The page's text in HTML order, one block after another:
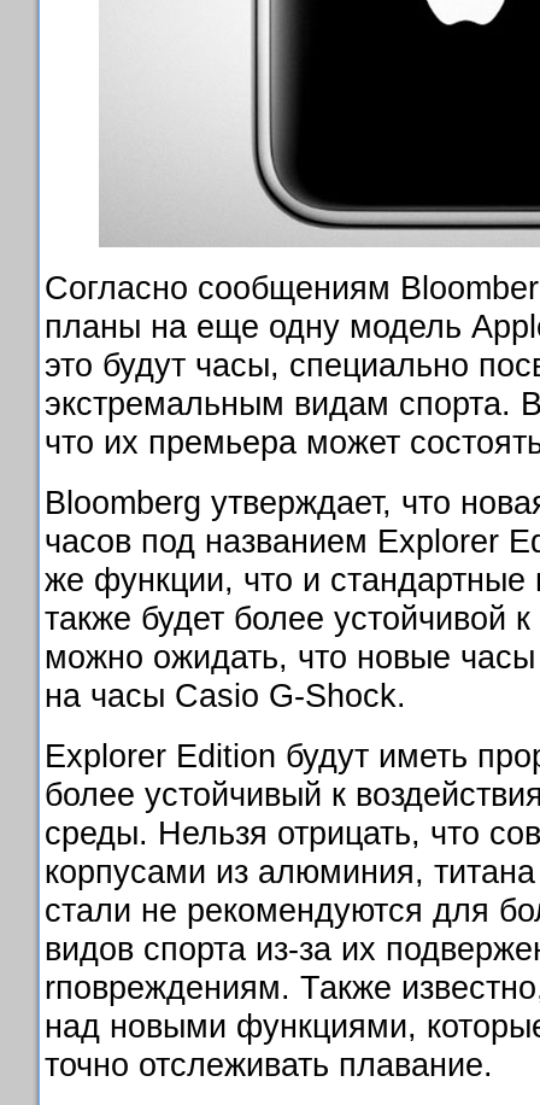
Согласно сообщениям
планы на еще одну модель
это будут часы, специально
экстремальным видам спорта.
что их премьера может
Bloomberg утверждает, что
часов под названием Explorer
же функции, что и
также будет более устойчивой
можно ожидать, что новые
на часы Casio G-Shock.
Explorer Edition будут иметь
более устойчивый к
среды. Нельзя отрицать, что
корпусами из алюминия,
стали не рекомендуются для
видов спорта из-за их
rповреждениям. Также
над новыми функциями,
точно отслеживать плавание.